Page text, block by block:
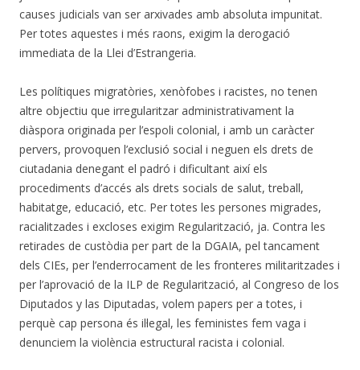
causes judicials van ser arxivades amb absoluta impunitat.
Per totes aquestes i més raons, exigim la derogació
immediata de la Llei d’Estrangeria.
Les polítiques migratòries, xenòfobes i racistes, no tenen
altre objectiu que irregularitzar administrativament la
diàspora originada per l’espoli colonial, i amb un caràcter
pervers, provoquen l’exclusió social i neguen els drets de
ciutadania denegant el padró i dificultant així els
procediments d’accés als drets socials de salut, treball,
habitatge, educació, etc. Per totes les persones migrades,
racialitzades i excloses exigim Regularització, ja. Contra les
retirades de custòdia per part de la DGAIA, pel tancament
dels CIEs, per l’enderrocament de les fronteres militaritzades i
per l’aprovació de la ILP de Regularització, al Congreso de los
Diputados y las Diputadas, volem papers per a totes, i
perquè cap persona és il·legal, les feministes fem vaga i
denunciem la violència estructural racista i colonial.